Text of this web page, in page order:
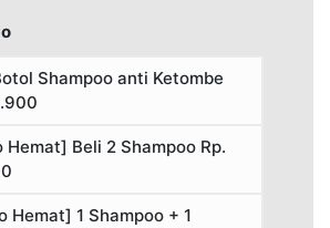
Shampoo anti Ketombe
Hemat] Beli 2 Shampoo Rp.
Hemat] 1 Shampoo + 1